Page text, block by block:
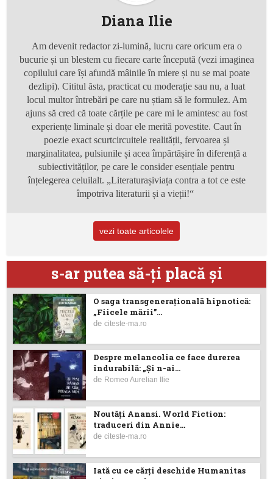
Diana Ilie
Am devenit redactor zi-lumină, lucru care oricum era o
bucurie și un blestem cu fiecare carte începută (vezi imaginea
copilului care își afundă mâinile în miere și nu se mai poate
dezlipi). Cititul ăsta, practicat cu moderație sau nu, a luat
locul multor întrebări pe care nu știam să le formulez. Am
ajuns să cred că toate cărțile pe care mi le amintesc au fost
experiențe liminale și doar ele merită povestite. Caut în
poezie exact scurtcircuitele realității, fervoarea și
marginalitatea, pulsiunile și aceaîmpărtășire în diferență a
subiectivităților, pe care le consider esențiale pentru
înțelegerea celuilalt. „Literaturașiviața contra a tot ce este
împotriva literaturii și a vieții!“
vezi toate articolele
s-ar putea să-ţi placă şi
O saga transgenerațională hipnotică:
„Fiicele mării”...
deciteste-ma.ro
Despre melancolia ce face durerea
îndurabilă: „Și n-ai...
de Romeo Aurelian Ilie
Noutăţi Anansi. World Fiction:
traduceri din Annie...
deciteste-ma.ro
Iată cu ce cărţi deschide Humanitas